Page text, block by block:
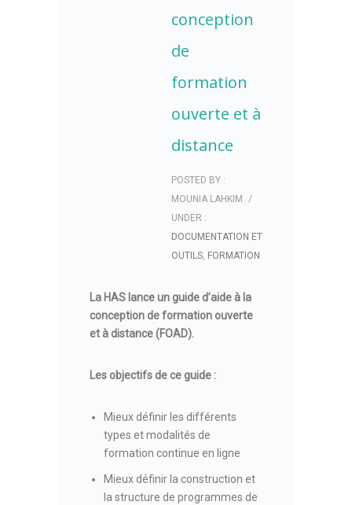
conception
de
formation
ouverte et à
distance
POSTED BY :
MOUNIA LAHKIM
/
UNDER :
DOCUMENTATION ET
OUTILS, FORMATION
La HAS lance un guide d’aide à la
conception de formation ouverte
et à distance (FOAD).
Les objectifs de ce guide :
Mieux définir les différents
types et modalités de
formation continue en ligne
Mieux définir la construction et
la structure de programmes de